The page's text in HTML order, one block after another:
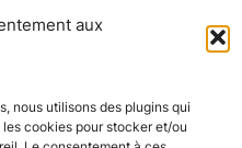
aux
nous utilisons des plugins qui
cookies pour stocker et/ou
Joueur-ses : 5 Synopsis :
conflit avec ses
sur une soi-